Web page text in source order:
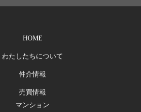
HOME
わたしたちについて
仲介情報
売買情報
マンション